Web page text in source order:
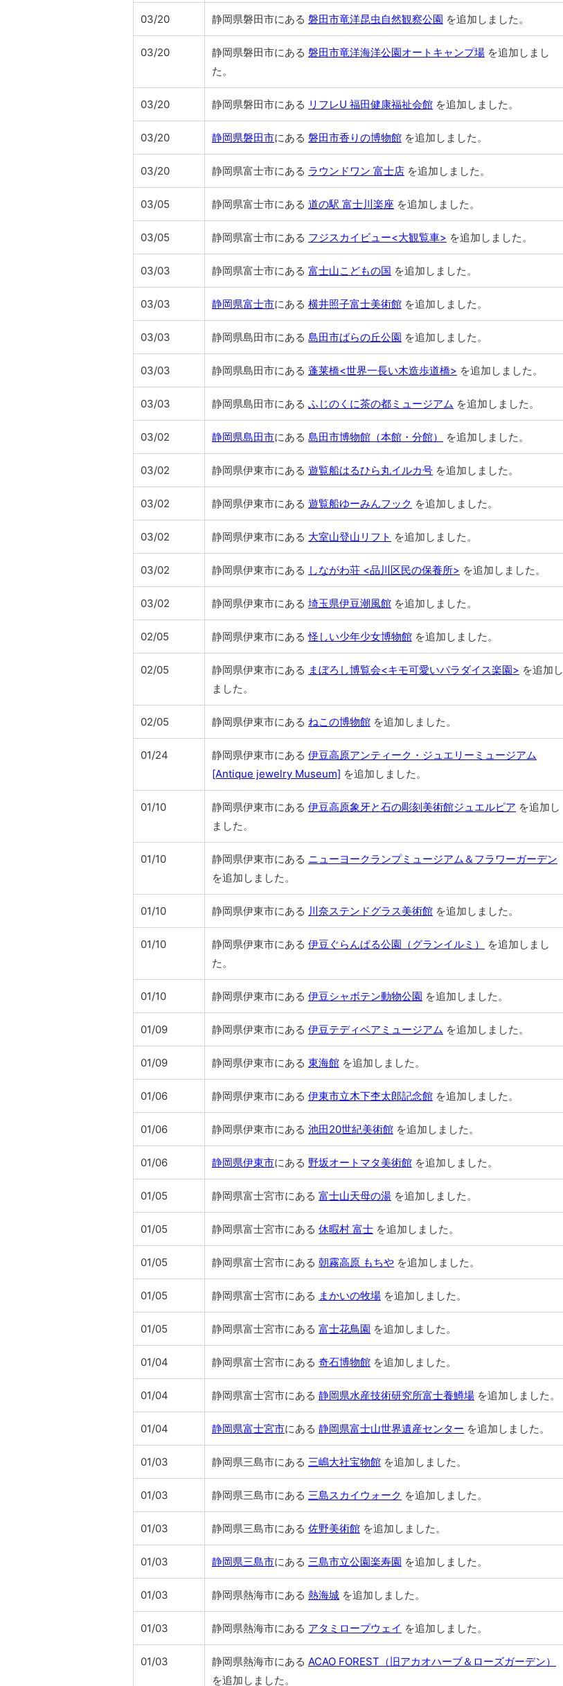
03/20 静岡県磐田市にある 磐田市竜洋昆虫自然観察公園 を追加しました。
03/20 静岡県磐田市にある 磐田市竜洋海洋公園オートキャンプ場 を追加しまし
た。
03/20 静岡県磐田市にある リフレU 福田健康福祉会館 を追加しました。
03/20 静岡県磐田市にある 磐田市香りの博物館 を追加しました。
03/20 静岡県富士市にある ラウンドワン 富士店 を追加しました。
03/05 静岡県富士市にある 道の駅 富士川楽座 を追加しました。
03/05 静岡県富士市にある フジスカイビュー<大観覧車> を追加しました。
03/03 静岡県富士市にある 富士山こどもの国 を追加しました。
03/03 静岡県富士市にある 横井照子富士美術館 を追加しました。
03/03 静岡県島田市にある 島田市ばらの丘公園 を追加しました。
03/03 静岡県島田市にある 蓬莱橋<世界一長い木造歩道橋> を追加しました。
03/03 静岡県島田市にある ふじのくに茶の都ミュージアム を追加しました。
03/02 静岡県島田市にある 島田市博物館（本館・分館） を追加しました。
03/02 静岡県伊東市にある 遊覧船はるひら丸イルカ号 を追加しました。
03/02 静岡県伊東市にある 遊覧船ゆーみんフック を追加しました。
03/02 静岡県伊東市にある 大室山登山リフト を追加しました。
03/02 静岡県伊東市にある しながわ荘 <品川区民の保養所> を追加しました。
03/02 静岡県伊東市にある 埼玉県伊豆潮風館 を追加しました。
02/05 静岡県伊東市にある怪しい少年少女博物館 を追加しました。
02/05 静岡県伊東市にある まぼろし博覧会<キモ可愛いパラダイス楽園> を追加し
ました。
02/05 静岡県伊東市にある ねこの博物館 を追加しました。
01/24 静岡県伊東市にある 伊豆高原アンティーク・ジュエリーミュージアム
[Antique jewelry Museum] を追加しました。
01/10 静岡県伊東市にある 伊豆高原象牙と石の彫刻美術館ジュエルピア を追加し
ました。
01/10 静岡県伊東市にある ニューヨークランプミュージアム＆フラワーガーデン
を追加しました。
01/10 静岡県伊東市にある 川奈ステンドグラス美術館 を追加しました。
01/10 静岡県伊東市にある 伊豆ぐらんぱる公園（グランイルミ）
を追加しまし
た。
01/10 静岡県伊東市にある 伊豆シャボテン動物公園 を追加しました。
01/09 静岡県伊東市にある 伊豆テディベアミュージアム を追加しました。
01/09 静岡県伊東市にある 東海館 を追加しました。
01/06 静岡県伊東市にある 伊東市立木下杢太郎記念館 を追加しました。
01/06 静岡県伊東市にある 池田20世紀美術館 を追加しました。
01/06 静岡県伊東市にある 野坂オートマタ美術館 を追加しました。
01/05 静岡県富士宮市にある 富士山天母の湯 を追加しました。
01/05 静岡県富士宮市にある 休暇村 富士 を追加しました。
01/05 静岡県富士宮市にある 朝霧高原 もちや を追加しました。
01/05 静岡県富士宮市にある まかいの牧場 を追加しました。
01/05 静岡県富士宮市にある 富士花鳥園 を追加しました。
01/04 静岡県富士宮市にある 奇石博物館 を追加しました。
01/04 静岡県富士宮市にある 静岡県水産技術研究所富士養鱒場 を追加しました。
01/04 静岡県富士宮市にある 静岡県富士山世界遺産センター を追加しました。
01/03 静岡県三島市にある 三嶋大社宝物館 を追加しました。
01/03 静岡県三島市にある 三島スカイウォーク を追加しました。
01/03 静岡県三島市にある 佐野美術館 を追加しました。
01/03 静岡県三島市にある 三島市立公園楽寿園 を追加しました。
01/03 静岡県熱海市にある 熱海城 を追加しました。
01/03 静岡県熱海市にある アタミロープウェイ を追加しました。
01/03 静岡県熱海市にある ACAO FOREST（旧アカオハーブ＆ローズガーデン）
を追加しました。